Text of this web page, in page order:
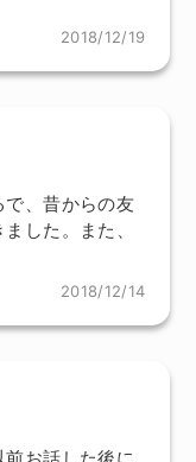
2018/12/19
、昔からの友
した。また、
2018/12/14